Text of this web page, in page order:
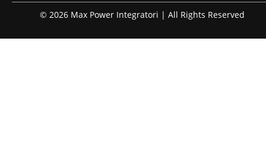
© 2026 Max Power Integratori | All Rights Reserved